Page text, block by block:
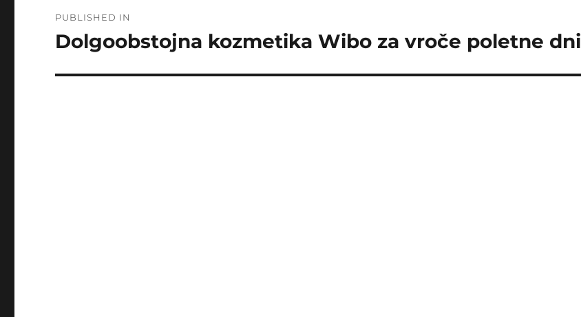
navigation
PUBLISHED IN
Dolgoobstojna kozmetika Wibo za vroče poletne dni